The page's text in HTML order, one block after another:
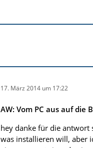
17. März 2014 um 17:22
AW: Vom PC aus auf die
hey danke für die antwort
was installieren will, aber